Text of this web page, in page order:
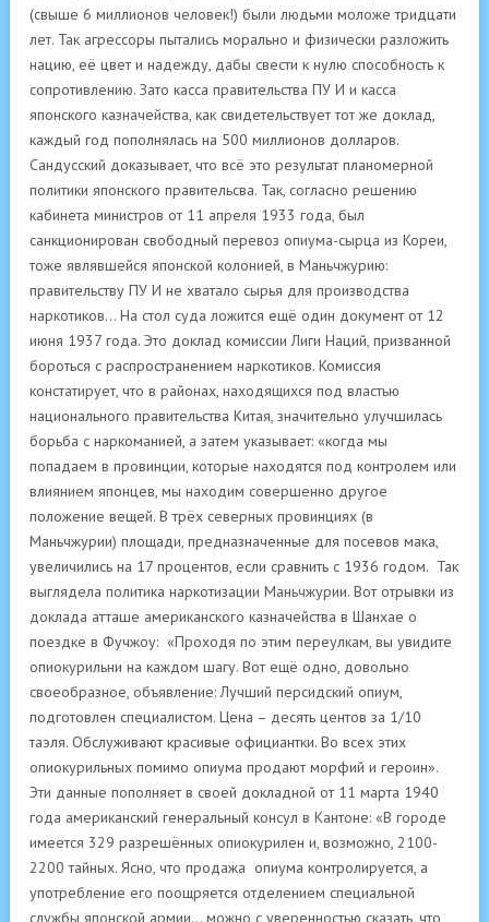
(свыше 6 миллионов человек!) были людьми моложе тридцати
лет. Так агрессоры пытались морально и физически разложить
нацию, её цвет и надежду, дабы свести к нулю способность к
сопротивлению. Зато касса правительства ПУ И и касса
японского казначейства, как свидетельствует тот же доклад,
каждый год пополнялась на 500 миллионов долларов.
Сандусский доказывает, что всё это результат планомерной
политики японского правительсва. Так, согласно решению
кабинета министров от 11 апреля 1933 года, был
санкционирован свободный перевоз опиума-сырца из Кореи,
тоже являвшейся японской колонией, в Маньчжурию:
правительству ПУ И не хватало сырья для производства
наркотиков… На стол суда ложится ещё один документ от 12
июня 1937 года. Это доклад комиссии Лиги Наций, призванной
бороться с распространением наркотиков. Комиссия
констатирует, что в районах, находящихся под властью
национального правительства Китая, значительно улучшилась
борьба с наркоманией, а затем указывает: «когда мы
попадаем в провинции, которые находятся под контролем или
влиянием японцев, мы находим совершенно другое
положение вещей. В трёх северных провинциях (в
Маньчжурии) площади, предназначенные для посевов мака,
увеличились на 17 процентов, если сравнить с 1936 годом. Так
выглядела политика наркотизации Маньчжурии. Вот отрывки из
доклада атташе американского казначейства в Шанхае о
поездке в Фучжоу: «Проходя по этим переулкам, вы увидите
опиокурильни на каждом шагу. Вот ещё одно, довольно
своеобразное, объявление: Лучший персидский опиум,
подготовлен специалистом. Цена – десять центов за 1/10
таэля. Обслуживают красивые официантки. Во всех этих
опиокурильных помимо опиума продают морфий и героин».
Эти данные пополняет в своей докладной от 11 марта 1940
года американский генеральный консул в Кантоне: «В городе
имеется 329 разрешённых опиокурилен и, возможно, 2100-
2200 тайных. Ясно, что продажа опиума контролируется, а
употребление его поощряется отделением специальной
службы японской армии… можно с уверенностью сказать, что